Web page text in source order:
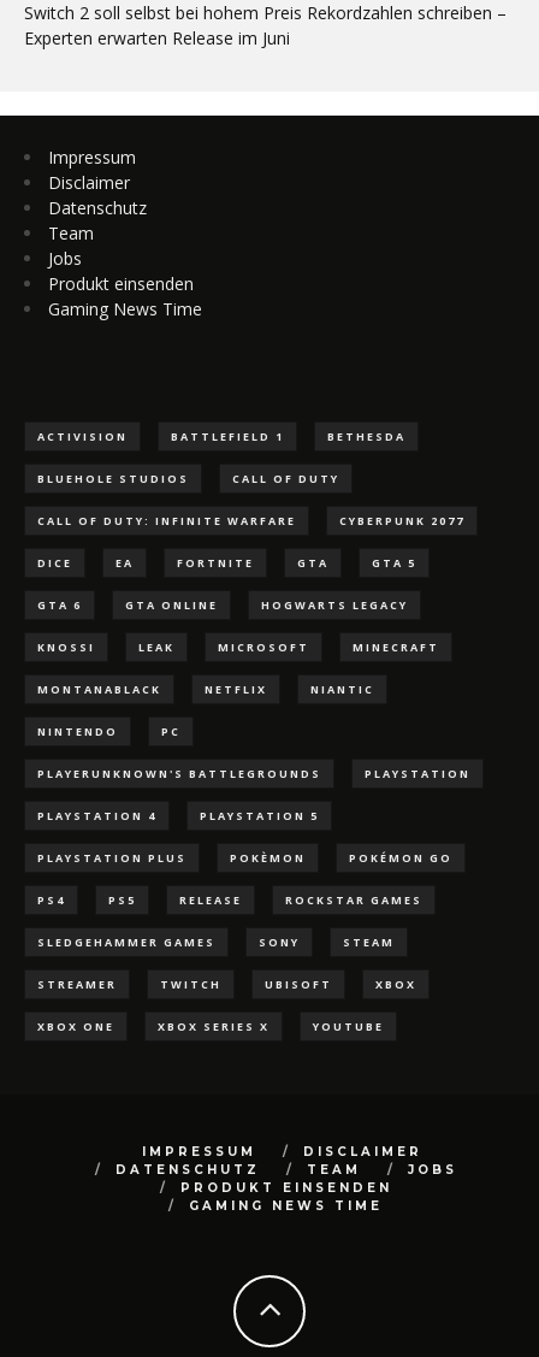
Switch 2 soll selbst bei hohem Preis Rekordzahlen schreiben –
Experten erwarten Release im Juni
Impressum
Disclaimer
Datenschutz
Team
Jobs
Produkt einsenden
Gaming News Time
ACTIVISION BATTLEFIELD 1 BETHESDA
BLUEHOLE STUDIOS CALL OF DUTY
CALL OF DUTY: INFINITE WARFARE CYBERPUNK 2077
DICE EA FORTNITE GTA GTA 5
GTA 6 GTA ONLINE HOGWARTS LEGACY
KNOSSI LEAK MICROSOFT MINECRAFT
MONTANABLACK NETFLIX NIANTIC
NINTENDO PC
PLAYERUNKNOWN'S BATTLEGROUNDS PLAYSTATION
PLAYSTATION 4 PLAYSTATION 5
PLAYSTATION PLUS POKÈMON POKÉMON GO
PS4 PS5 RELEASE ROCKSTAR GAMES
SLEDGEHAMMER GAMES SONY STEAM
STREAMER TWITCH UBISOFT XBOX
XBOX ONE XBOX SERIES X YOUTUBE
IMPRESSUM
DISCLAIMER
DATENSCHUTZ
TEAM
JOBS
PRODUKT EINSENDEN
GAMING NEWS TIME